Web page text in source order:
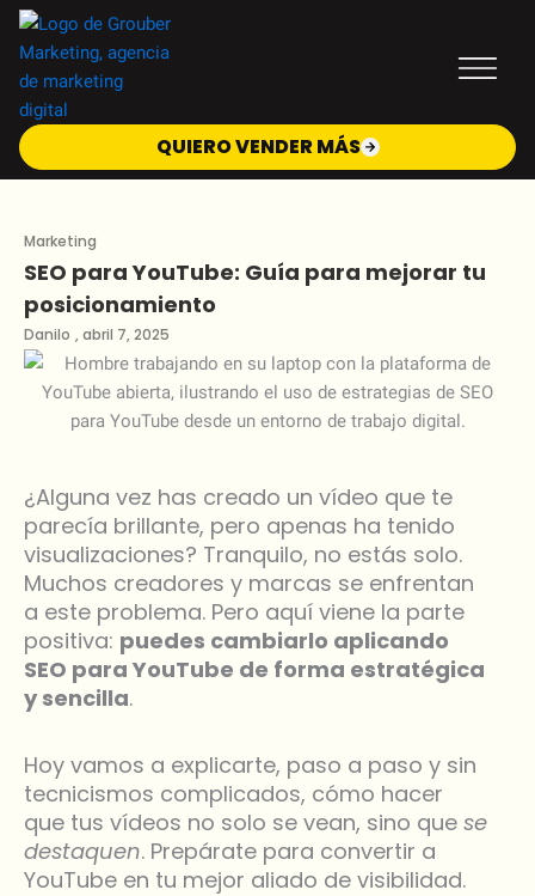
contenido
QUIERO VENDER MÁS
Marketing
SEO para YouTube: Guía para mejorar tu
posicionamiento
Danilo , abril 7, 2025
¿Alguna vez has creado un vídeo que te
parecía brillante, pero apenas ha tenido
visualizaciones? Tranquilo, no estás solo.
Muchos creadores y marcas se enfrentan
a este problema. Pero aquí viene la parte
positiva: puedes cambiarlo aplicando
SEO para YouTube de forma estratégica
y sencilla.
Hoy vamos a explicarte, paso a paso y sin
tecnicismos complicados, cómo hacer
que tus vídeos no solo se vean, sino que se
destaquen. Prepárate para convertir a
YouTube en tu mejor aliado de visibilidad.